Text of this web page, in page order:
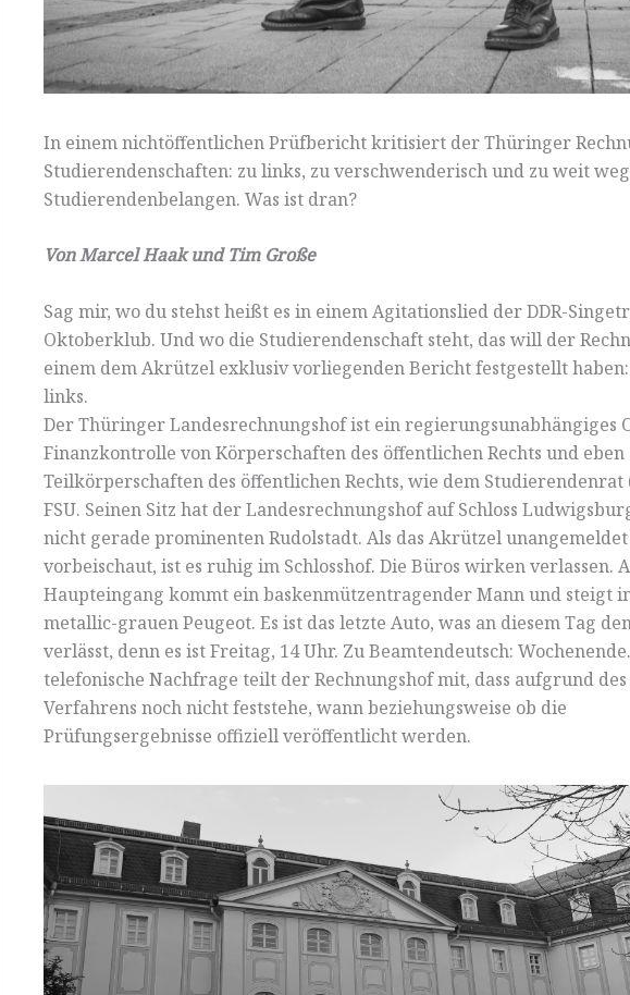
In einem nichtöffentlichen Prüfbericht kritisiert der Thüringer
Studierendenschaften: zu links, zu verschwenderisch und zu weit
Studierendenbelangen. Was ist dran?
Von Marcel Haak und Tim Große
Sag mir, wo du stehst heißt es in einem Agitationslied der DDR-
Oktoberklub. Und wo die Studierendenschaft steht, das will der
einem dem Akrützel exklusiv vorliegenden Bericht festgestellt
links.
Der Thüringer Landesrechnungshof ist ein regierungsunabhängiges
Finanzkontrolle von Körperschaften des öffentlichen Rechts und eben
Teilkörperschaften des öffentlichen Rechts, wie dem Studierendenrat
FSU. Seinen Sitz hat der Landesrechnungshof auf Schloss
nicht gerade prominenten Rudolstadt. Als das Akrützel unangemeldet
vorbeischaut, ist es ruhig im Schlosshof. Die Büros wirken verlassen.
Haupteingang kommt ein baskenmützentragender Mann und steigt
metallic-grauen Peugeot. Es ist das letzte Auto, was an diesem Tag
verlässt, denn es ist Freitag, 14 Uhr. Zu Beamtendeutsch:
telefonische Nachfrage teilt der Rechnungshof mit, dass aufgrund
Verfahrens noch nicht feststehe, wann beziehungsweise ob die
Prüfungsergebnisse offiziell veröffentlicht werden.